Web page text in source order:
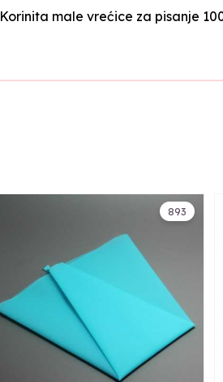
Korinita male vrećice za pisanje
893